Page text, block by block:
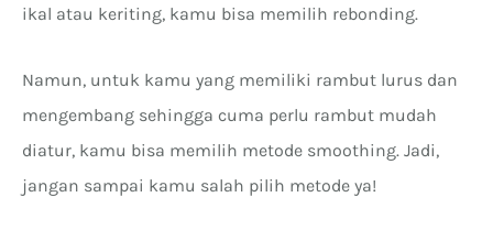
ikal atau keriting, kamu bisa memilih rebonding.
Namun, untuk kamu yang memiliki rambut lurus dan
mengembang sehingga cuma perlu rambut mudah
diatur, kamu bisa memilih metode smoothing. Jadi,
jangan sampai kamu salah pilih metode ya!